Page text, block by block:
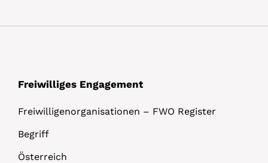
Freiwilliges Engagement
Freiwilligenorganisationen – FWO Register
Begriff
Österreich